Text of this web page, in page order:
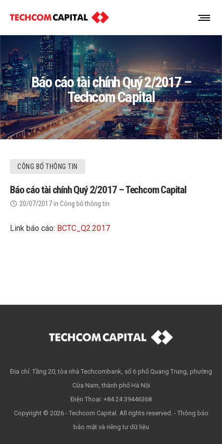
Báo cáo tài chính Quý 2/2017 –
Techcom Capital
CÔNG BỐ THÔNG TIN
Báo cáo tài chính Quý 2/2017 – Techcom Capital
20/07/2017in Công bố thông tin
Link báo cáo: BCTC_Q2.2017
Địa chỉ: Tầng 20, tòa nhà Techcombank, số 6 phố Quang Trung, phường
Cửa Nam, thành phố Hà Nội
Điện Thoại: +84 24 39446368
Copyright © 2026 - Techcom Capital. All rights reserved. - Thông báo
bảo mật và riêng tư dữ liệu